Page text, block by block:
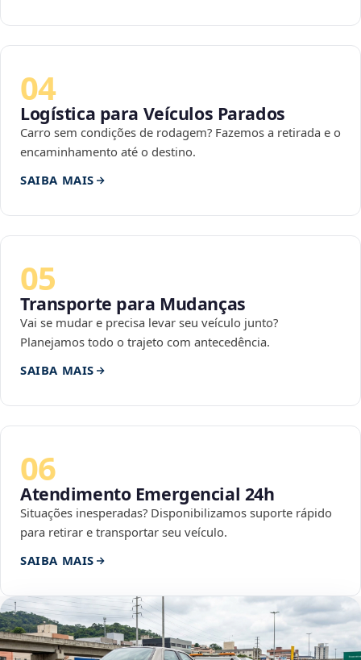
04
Logística para Veículos Parados
Carro sem condições de rodagem? Fazemos a retirada e o
encaminhamento até o destino.
SAIBA MAIS
05
Transporte para Mudanças
Vai se mudar e precisa levar seu veículo junto?
Planejamos todo o trajeto com antecedência.
SAIBA MAIS
06
Atendimento Emergencial 24h
Situações inesperadas? Disponibilizamos suporte rápido
para retirar e transportar seu veículo.
SAIBA MAIS